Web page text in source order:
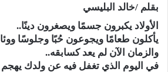
بقلم /خالد البليسي
الأولاد يكبرون جسمًا ويصغرون دينًا..
يأكلون طعامًا ويجوعون حُبًا وجلوسًا
والزمان الآن لم يعد كسابقه..
في اليوم الذي تغفل فيه عن ولدك